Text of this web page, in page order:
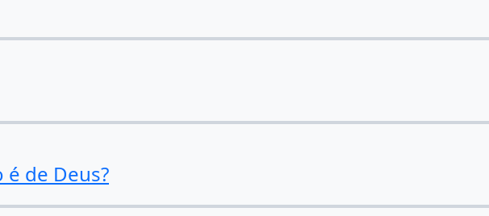
de Deus?